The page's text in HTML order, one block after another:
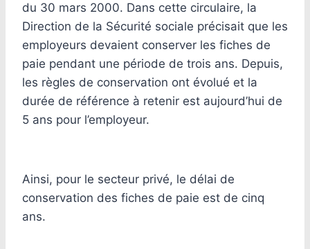
du 30 mars 2000. Dans cette circulaire, la
Direction de la Sécurité sociale précisait que les
employeurs devaient conserver les fiches de
paie pendant une période de trois ans. Depuis,
les règles de conservation ont évolué et la
durée de référence à retenir est aujourd’hui de
5 ans pour l’employeur.
Ainsi, pour le secteur privé, le délai de
conservation des fiches de paie est de cinq
ans.